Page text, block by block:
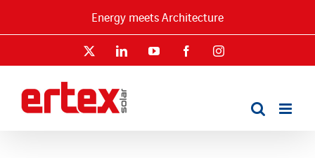
Energy meets Architecture
LinkedInYouTube FacebookInstagram